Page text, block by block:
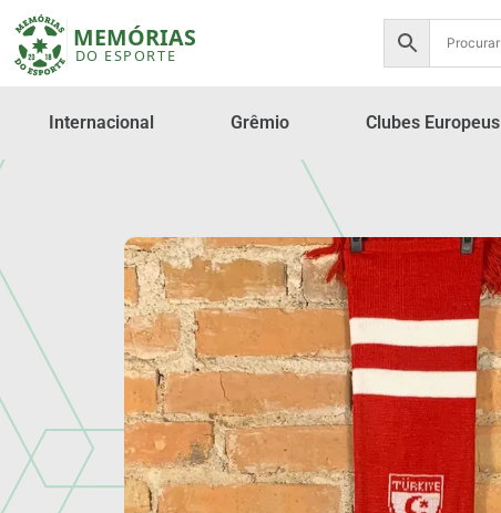
Internacional Grêmio Clubes Europeus